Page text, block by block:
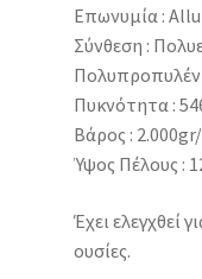
Επωνυμία :
Σύνθεση :
Πυκνότητα :
Βάρος :
Ύψος Πέλους :
Έχει ελεγχθεί
ουσίες.